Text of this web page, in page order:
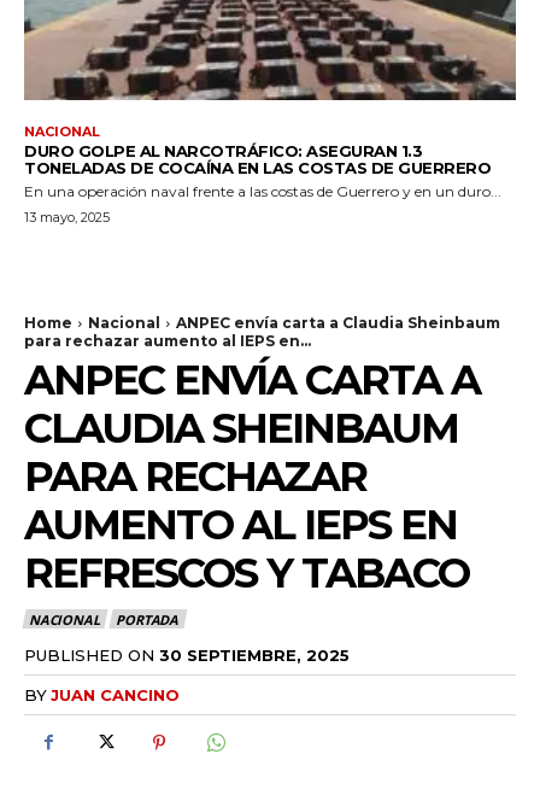
NACIONAL
DURO GOLPE AL NARCOTRÁFICO: ASEGURAN 1.3
TONELADAS DE COCAÍNA EN LAS COSTAS DE GUERRERO
En una operación naval frente a las costas de Guerrero y en un duro...
13 mayo, 2025